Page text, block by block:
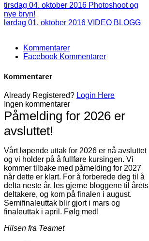
tirsdag 04. oktober 2016 Photoshoot og
nye bryn!
lørdag 01. oktober 2016 VIDEO BLOGG
Kommentarer
Facebook Kommentarer
Kommentarer
Already Registered? Login Here
Ingen kommentarer
Påmelding for 2026 er
avsluttet!
Vårt løpende uttak for 2026 er nå avsluttet
og vi holder på å fullføre kursingen. Vi
kommer tilbake med påmelding for 2027
når dette er klart. For å forberede deg til å
delta neste år, les gjerne bloggene til årets
deltakere, og kom på finalen i august.
Semifinaleuttak blir gjort i mars og
finaleuttak i april. Følg med!
Hilsen fra Teamet